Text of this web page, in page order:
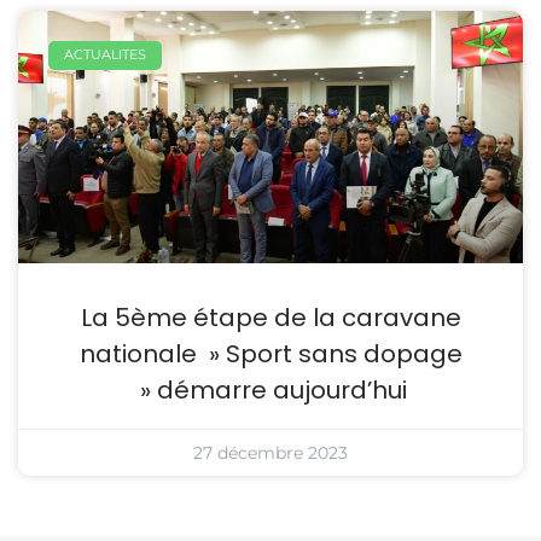
ACTUALITES
La 5ème étape de la caravane
nationale » Sport sans dopage
» démarre aujourd’hui
27 décembre 2023